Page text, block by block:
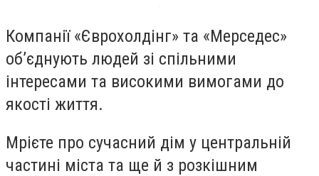
Компанії «Єврохолдінг» та «Мерседес»
об’єднують людей зі спільними
інтересами та високими вимогами до
якості життя.
Мрієте про сучасний дім у центральній
частині міста та ще й з розкішним